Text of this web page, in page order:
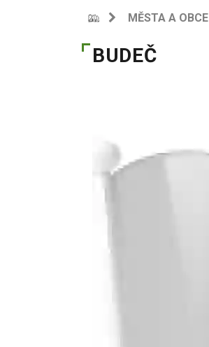
MĚSTA A OBCE
BUDEČ